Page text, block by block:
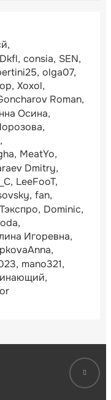
Dkfl consia SEN
olga07
Xoxol
Roman
Осина
MeatYo
Dmitry
LeeFooT
fan
Dominic
Игоревна
mano321